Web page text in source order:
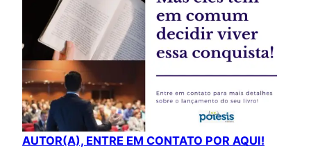
AUTOR(A), ENTRE EM CONTATO POR AQUI!